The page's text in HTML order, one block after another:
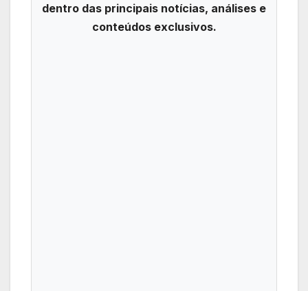
dentro das principais notícias, análises e
conteúdos exclusivos.